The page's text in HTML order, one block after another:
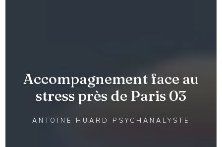
Accompagnement face au
stress près de Paris 03
ANTOINE HUARD PSYCHANALYSTE